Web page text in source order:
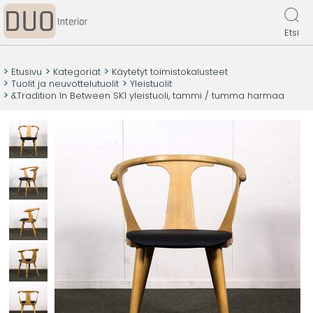
Etsi
Etusivu Kategoriat
Käytetyt toimistokalusteet
Tuolit ja neuvottelutuolit
Yleistuolit
&Tradition In Between SK1 yleistuoli, tammi / tumma harmaa